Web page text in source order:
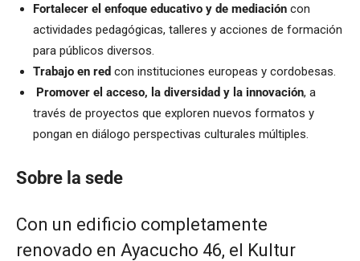
Fortalecer el enfoque educativo y de mediación con
actividades pedagógicas, talleres y acciones de formación
para públicos diversos.
Trabajo en red con instituciones europeas y cordobesas.
Promover el acceso, la diversidad y la innovación, a
través de proyectos que exploren nuevos formatos y
pongan en diálogo perspectivas culturales múltiples.
Sobre la sede
Con un edificio completamente
renovado en Ayacucho 46, el Kultur